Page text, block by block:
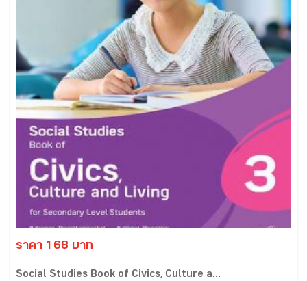
ราคา 168 บาท
Social Studies Book of Civics, Culture a...